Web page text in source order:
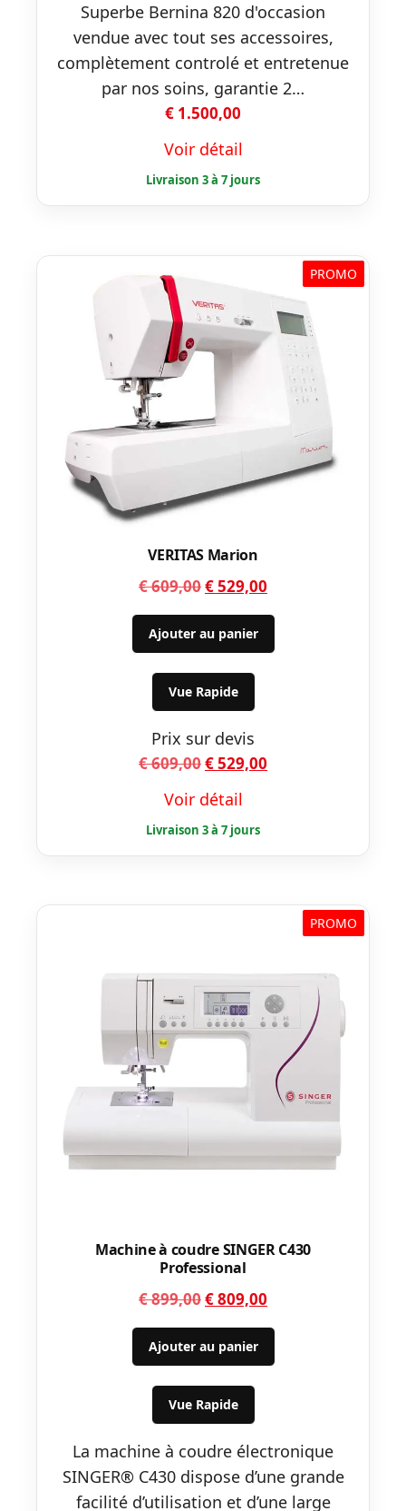
Superbe Bernina 820 d'occasion
vendue avec tout ses accessoires,
complètement controlé et entretenue
par nos soins, garantie 2…
€ 1.500,00
Voir détail
PROMO
VERITAS Marion
€609,00Le
initial
était :
€ 609,00.
€529,00
est :
Ajouter au panier
Vue Rapide
Prix sur devis
€609,00Le
initial
était :
€ 609,00.
€529,00
€ 529,00.
Voir détail
PROMO
Machine à coudre SINGER C430
Professional
€899,00Le
prix
initial
était :
€ 899,00.
€809,00
prix
est :
Ajouter au panier
Vue Rapide
La machine à coudre électronique
SINGER® C430 dispose d’une grande
facilité d’utilisation et d’une large